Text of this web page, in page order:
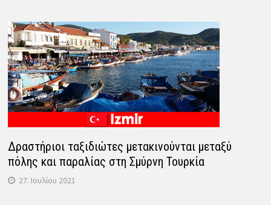
Δραστήριοι ταξιδιώτες μετακινούνται μεταξύ
πόλης και παραλίας στη Σμύρνη Τουρκία
27. Ιουλίου 2021